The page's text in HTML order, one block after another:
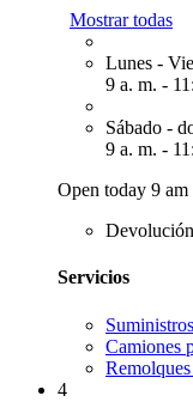
Mostrar todas
Lunes -
9 a. m. -
Sábado -
9 a. m. -
Open today 9 am
Servicios
Camiones
4